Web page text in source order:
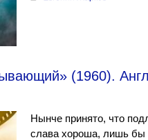
(1960).
Нынче принято, что
слава хороша, лишь бы